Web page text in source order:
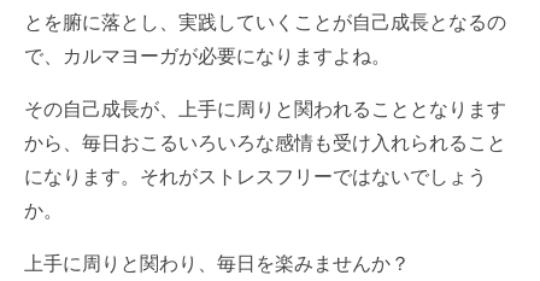
とを腑に落とし、実践していくことが自己成長となるの
で、カルマヨーガが必要になりますよね。
その自己成長が、上手に周りと関われることとなります
から、毎日おこるいろいろな感情も受け入れられること
になります。それがストレスフリーではないでしょう
か。
上手に周りと関わり、毎日を楽みませんか？